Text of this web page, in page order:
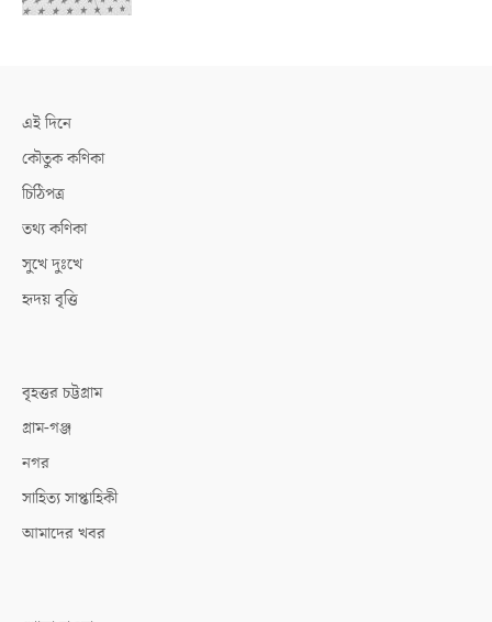
এই দিনে
কৌতুক কণিকা
চিঠিপত্র
তথ্য কণিকা
সুখে দুঃখে
হৃদয় বৃত্তি
বৃহত্তর চট্টগ্রাম
গ্রাম-গঞ্জ
নগর
সাহিত্য সাপ্তাহিকী
আমাদের খবর